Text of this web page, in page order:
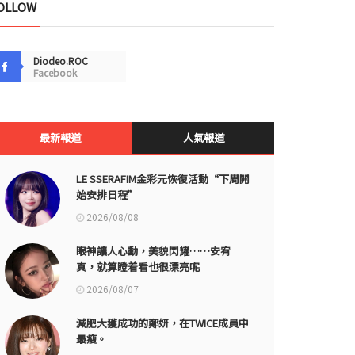
Diodeo.ROC
Facebook
最新報道 人氣報道
LE SSERAFIM金彩元恢復活動“下周開
始安排日程”
2026/08/08
眼神讓人心動，美貌閃耀……安宥
真，就算瞪着看也很漂亮呢
2026/08/07
減肥大獲成功的鄭妍，在TWICE成員中
最瘦。